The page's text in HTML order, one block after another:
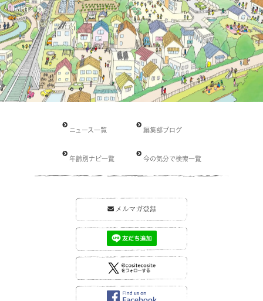
ニュース一覧 編集部ブログ
年齢別ナビ一覧 今の気分で検索一覧